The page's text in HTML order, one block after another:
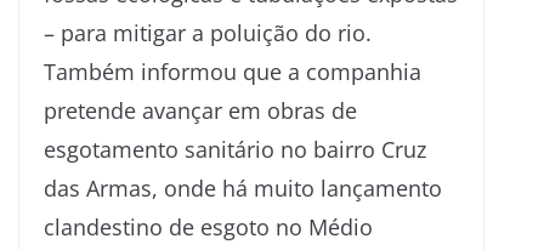
– para mitigar a poluição do rio.
Também informou que a companhia
pretende avançar em obras de
esgotamento sanitário no bairro Cruz
das Armas, onde há muito lançamento
clandestino de esgoto no Médio